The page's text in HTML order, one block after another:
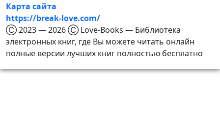
Карта сайта
https://break-love.com/
Ⓒ 2023 — 2026 Ⓒ Love-Books — Библиотека
электронных книг, где Вы можете читать онлайн
полные версии лучших книг полностью бесплатно